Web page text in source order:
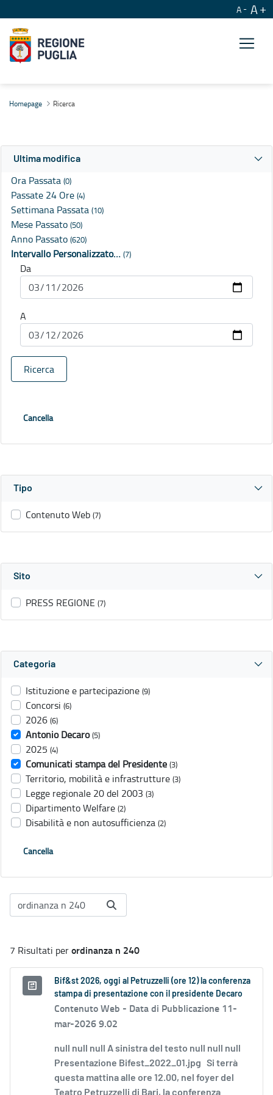
A A
Homepage Ricerca
Ultima modifica
Ora Passata (0)
Passate 24 Ore (4)
Settimana Passata (10)
Mese Passato (50)
Anno Passato (620)
Intervallo Personalizzato… (7)
Da
A
Ricerca
Cancella
Tipo
Contenuto Web (7)
Sito
PRESS REGIONE (7)
Categoria
Istituzione e partecipazione (9)
Concorsi (6)
2026 (6)
Antonio Decaro (5)
2025 (4)
Comunicati stampa del Presidente (3)
Territorio, mobilità e infrastrutture (3)
Legge regionale 20 del 2003 (3)
Dipartimento Welfare (2)
Disabilità e non autosufficienza (2)
Cancella
7 Risultati perordinanza n 240
Bif&st 2026, oggi al Petruzzelli (ore 12) la conferenza
stampa di presentazione con il presidente Decaro
Contenuto Web - Data di Pubblicazione 11-
mar-2026 9.02
null null null A sinistra del testo null null null
Presentazione Bifest_2022_01.jpg Si terrà
questa mattina alle ore 12.00, nel foyer del
Teatro Petruzzelli di Bari, la conferenza